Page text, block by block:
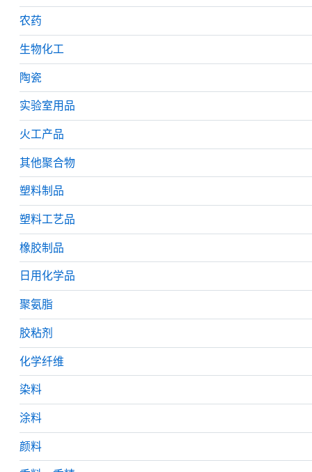
农药
生物化工
陶瓷
实验室用品
火工产品
其他聚合物
塑料制品
塑料工艺品
橡胶制品
日用化学品
聚氨脂
胶粘剂
化学纤维
染料
涂料
颜料